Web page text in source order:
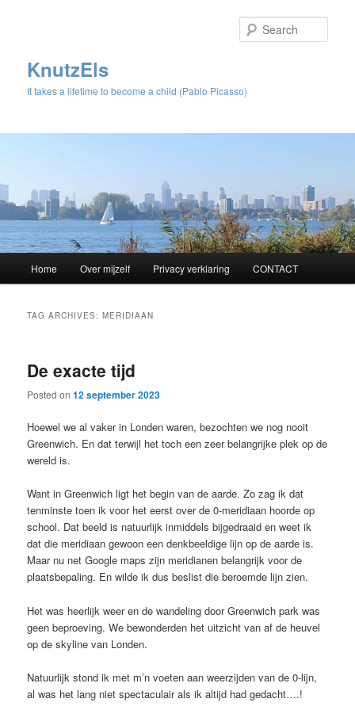
KnutzEls
It takes a lifetime to become a child (Pablo Picasso)
Skip
content
Skip
content
Home Over mijzelf Privacy verklaring CONTACT
TAG ARCHIVES:MERIDIAAN
De exacte tijd
Posted on12 september 2023
Hoewel we al vaker in Londen waren, bezochten we nog nooit
Greenwich. En dat terwijl het toch een zeer belangrijke plek op de
wereld is.
Want in Greenwich ligt het begin van de aarde. Zo zag ik dat
tenminste toen ik voor het eerst over de 0-meridiaan hoorde op
school. Dat beeld is natuurlijk inmiddels bijgedraaid en weet ik
dat die meridiaan gewoon een denkbeeldige lijn op de aarde is.
Maar nu net Google maps zijn meridianen belangrijk voor de
plaatsbepaling. En wilde ik dus beslist die beroemde lijn zien.
Het was heerlijk weer en de wandeling door Greenwich park was
geen beproeving. We bewonderden het uitzicht van af de heuvel
op de skyline van Londen.
Natuurlijk stond ik met m’n voeten aan weerzijden van de 0-lijn,
al was het lang niet spectaculair als ik altijd had gedacht….!